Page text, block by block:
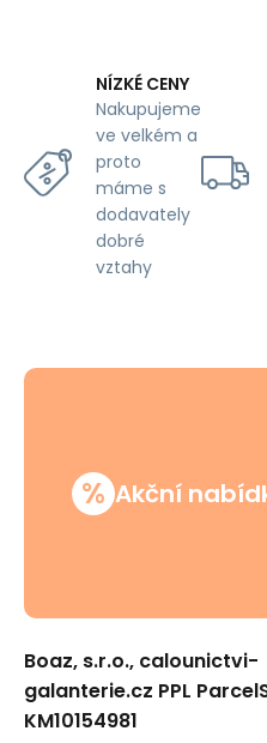
NÍZKÉ CENY
Nakupujeme
ve velkém a
proto
máme s
dodavately
dobré
vztahy
% Akční
Boaz, s.r.o., calounictvi-
galanterie.cz PPL
KM10154981